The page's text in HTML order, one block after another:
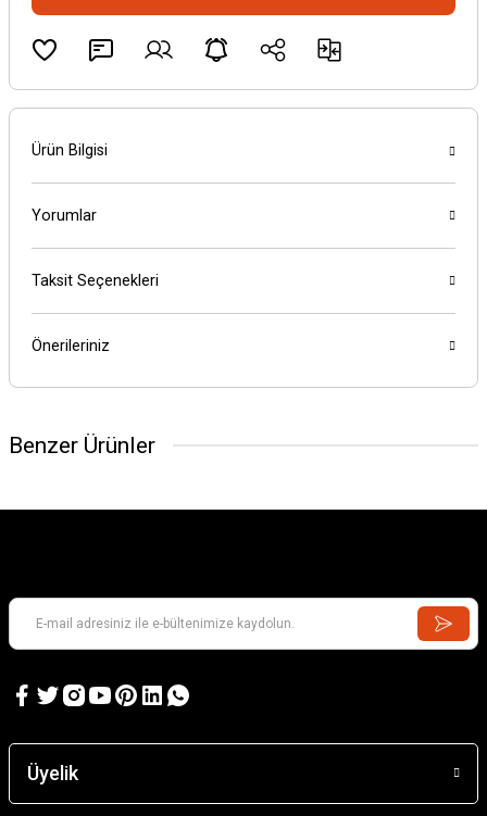
Ürün Bilgisi
Yorumlar
Taksit Seçenekleri
Önerileriniz
Benzer Ürünler
Üyelik